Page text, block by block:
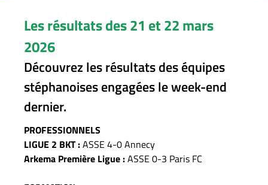
Les résultats des 21 et 22 mars
2026
Découvrez les résultats des équipes
stéphanoises engagées le week-end
dernier.
PROFESSIONNELS
LIGUE 2 BKT :ASSE 4-0 Annecy
Arkema Première Ligue :ASSE 0-3 Paris FC